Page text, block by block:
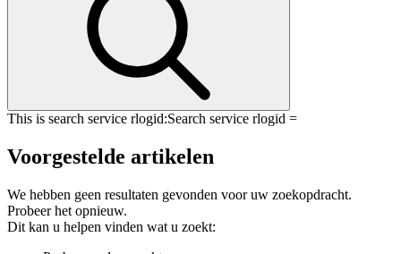
This is search service rlogid:Search service rlogid =
Voorgestelde artikelen
We hebben geen resultaten gevonden voor uw zoekopdracht.
Probeer het opnieuw.
Dit kan u helpen vinden wat u zoekt: